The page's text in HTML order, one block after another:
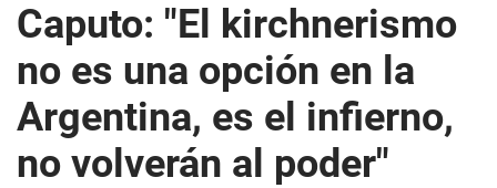
Caputo: "El kirchnerismo
no es una opción en la
Argentina, es el infierno,
no volverán al poder"